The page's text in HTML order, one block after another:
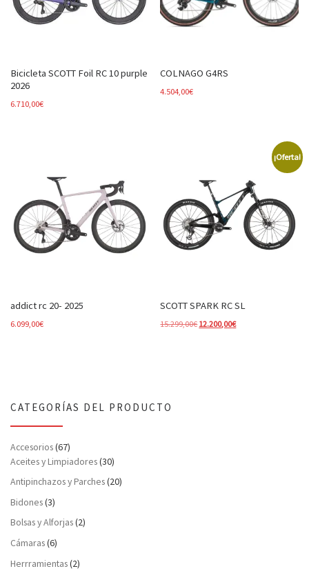
Bicicleta SCOTT Foil RC 10 purple
2026
6.710,00€
COLNAGO G4RS
4.504,00€
addict rc 20- 2025
6.099,00€
¡Oferta!
SCOTT SPARK RC SL
15.299,00€El precio original era:
12.200,00€El precio actual es:
CATEGORÍAS DEL PRODUCTO
Accesorios(67)
Aceites y Limpiadores(30)
Antipinchazos y Parches(20)
Bidones(3)
Bolsas y Alforjas(2)
Cámaras(6)
Herrramientas(2)